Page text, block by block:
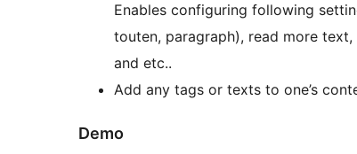
Enables configuring following
touten, paragraph), read more
and etc..
Add any tags or texts to one’s
Demo